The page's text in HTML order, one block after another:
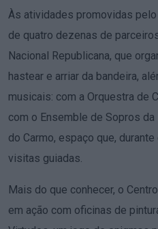
Às atividades promovidas
de quatro dezenas de
Nacional Republicana, que
hastear e arriar da bandeira,
musicais: com a Orquestra de
com o Ensemble de Sopros da
do Carmo, espaço que,
visitas guiadas.
Mais do que conhecer, o
em ação com oficinas de